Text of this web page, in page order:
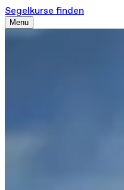
Segelkurse finden
Menu